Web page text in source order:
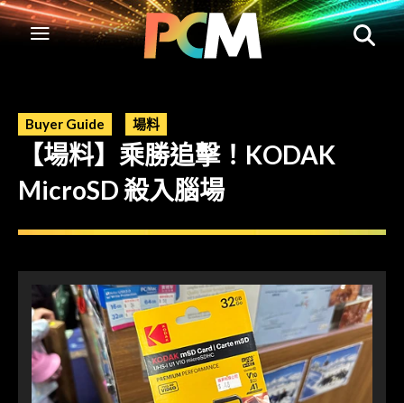
Buyer Guide 場料
【場料】乘勝追擊！KODAK
MicroSD 殺入腦場